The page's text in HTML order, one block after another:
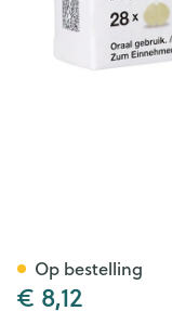
€ 8,12
Op bestelling